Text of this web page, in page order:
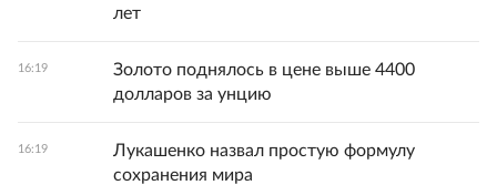
лет
16:19
Золото поднялось в цене выше 4400
долларов за унцию
16:19
Лукашенко назвал простую формулу
сохранения мира